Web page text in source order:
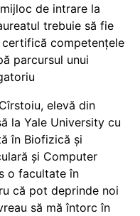
de intrare la
trebuie să fie
certifică competențele
parcursul unui
elevă din
la Yale University cu
în Biofizică și
și Computer
o facultate în
că pot deprinde noi
să mă întorc în